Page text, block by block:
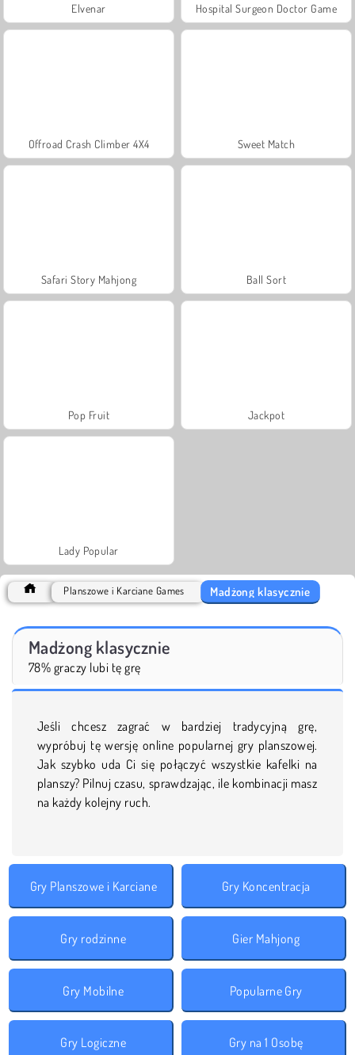
Elvenar Hospital Surgeon Doctor Game
Offroad Crash Climber 4X4 Sweet Match
Safari Story Mahjong Ball Sort
Pop Fruit Jackpot
Lady Popular
Planszowe i Karciane Games Madżong klasycznie
Madżong klasycznie
78% graczy lubi tę grę
Jeśli chcesz zagrać w bardziej tradycyjną grę,
wypróbuj tę wersję online popularnej gry planszowej.
Jak szybko uda Ci się połączyć wszystkie kafelki na
planszy? Pilnuj czasu, sprawdzając, ile kombinacji masz
na każdy kolejny ruch.
Gry Planszowe i Karciane Gry Koncentracja
Gry rodzinne Gier Mahjong
Gry Mobilne Popularne Gry
Gry Logiczne Gry na 1 Osobę